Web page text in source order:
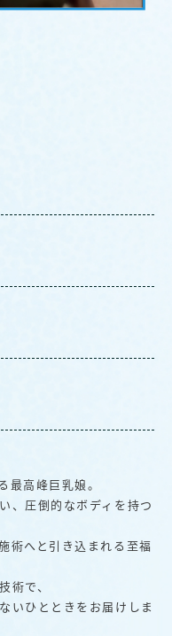
最高峰巨乳娘。
、圧倒的なボディを持つ
術へと引き込まれる至福
術で、
いひとときをお届けしま